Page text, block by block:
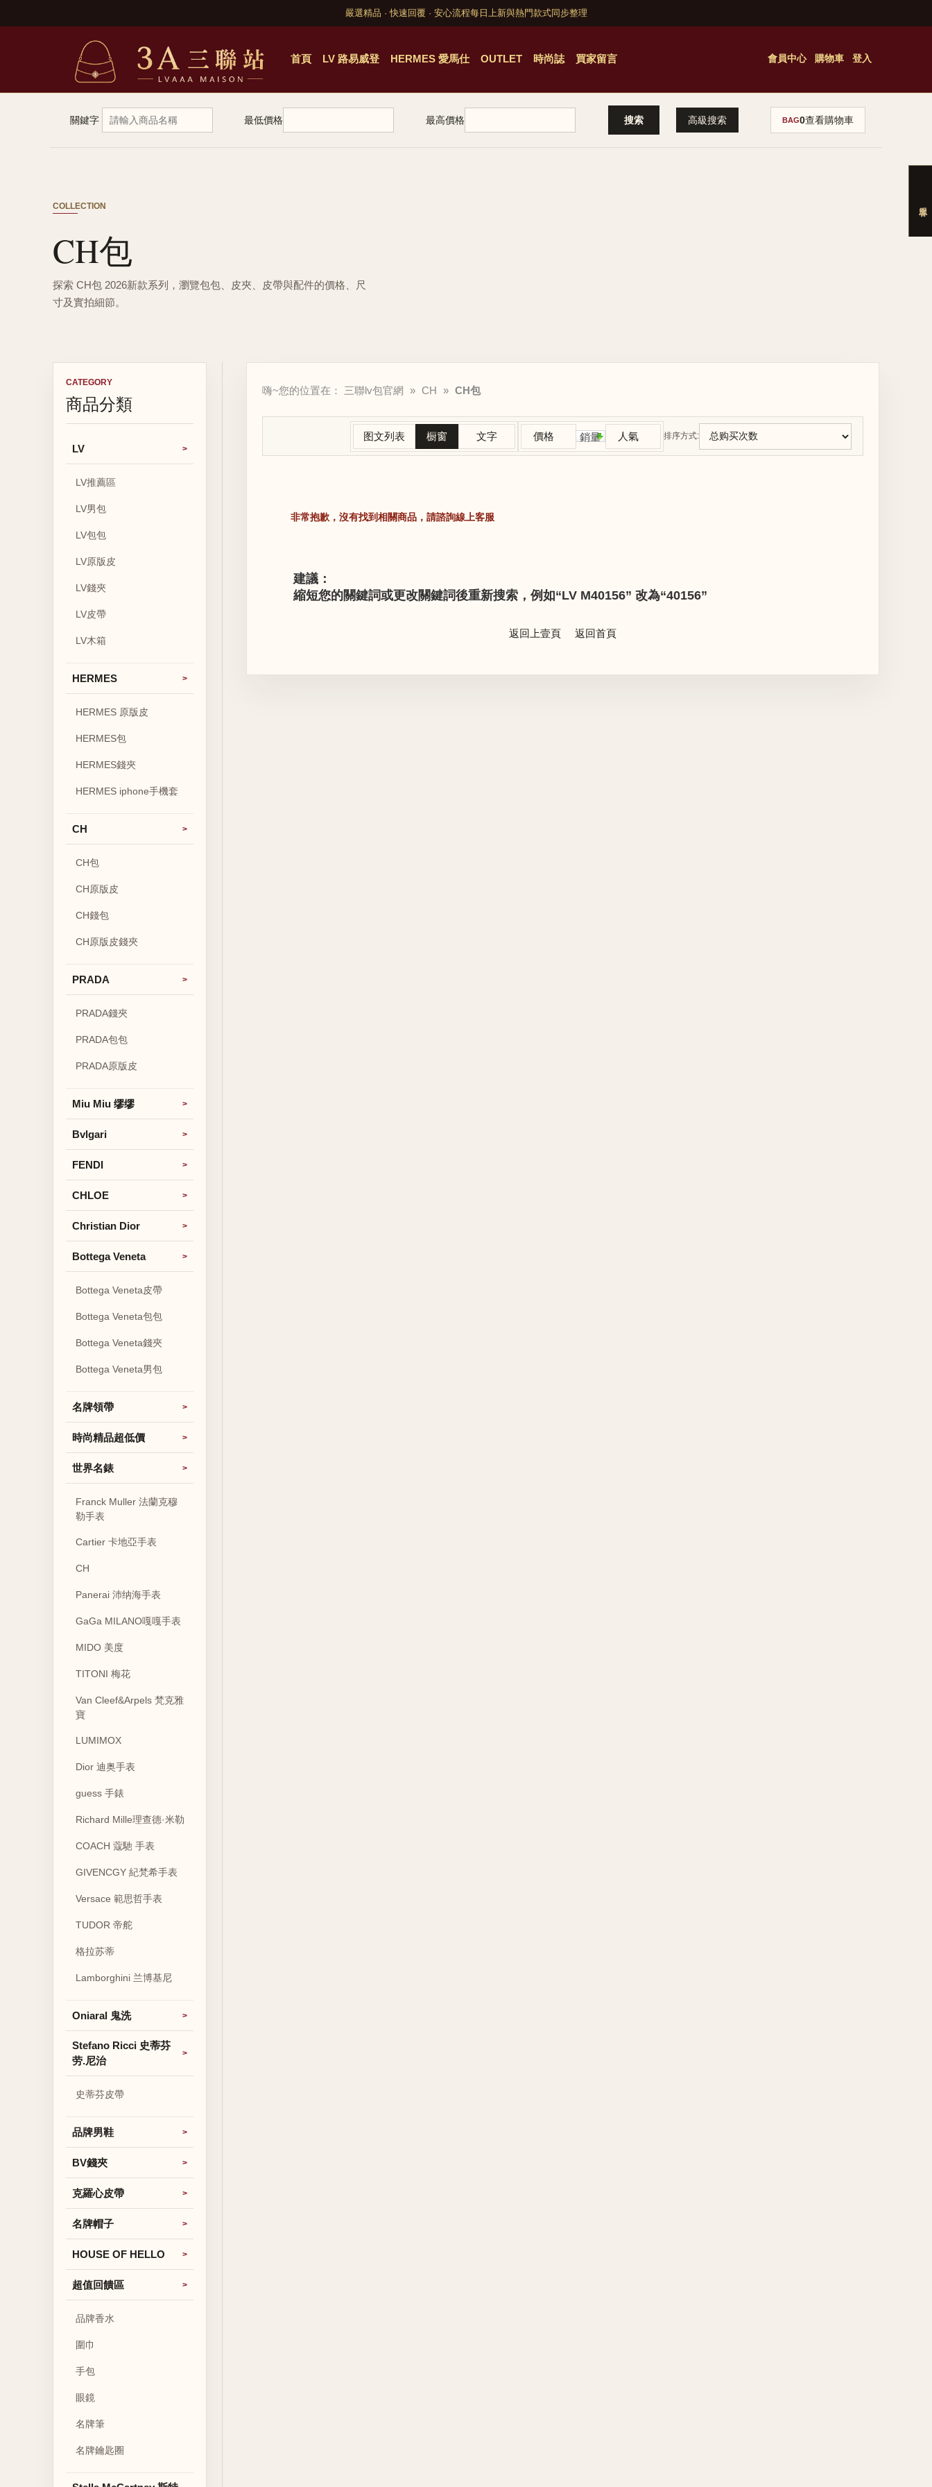
嚴選精品 · 快速回覆 · 安心流程每日上新與熱門款式同步整理
首頁 LV 路易威登 HERMES 愛馬仕 OUTLET 時尚誌 買家留言 會員中心 購物車 登入
關鍵字 最低價格 最高價格 高級搜索 BAG0查看購物車
COLLECTION
CH包
探索 CH包 2026新款系列，瀏覽包包、皮夾、皮帶與配件的價格、尺
寸及實拍細節。
CATEGORY
商品分類
LV
LV推薦區
LV男包
LV包包
LV原版皮
LV錢夾
LV皮帶
LV木箱
HERMES
HERMES 原版皮
HERMES包
HERMES錢夾
HERMES iphone手機套
CH
CH包
CH原版皮
CH錢包
CH原版皮錢夾
PRADA
PRADA錢夾
PRADA包包
PRADA原版皮
Miu Miu 缪缪
Bvlgari
FENDI
CHLOE
Christian Dior
Bottega Veneta
Bottega Veneta皮帶
Bottega Veneta包包
Bottega Veneta錢夾
Bottega Veneta男包
名牌領帶
時尚精品超低價
世界名錶
Franck Muller 法蘭克穆
勒手表
Cartier 卡地亞手表
CH
Panerai 沛纳海手表
GaGa MILANO嘎嘎手表
MIDO 美度
TITONI 梅花
Van Cleef&Arpels 梵克雅
寶
LUMIMOX
Dior 迪奥手表
guess 手錶
Richard Mille理查德·米勒
COACH 蔻馳 手表
GIVENCGY 紀梵希手表
Versace 範思哲手表
TUDOR 帝舵
格拉苏蒂
Lamborghini 兰博基尼
Oniaral 鬼洗
Stefano Ricci 史蒂芬
劳.尼治
史蒂芬皮帶
品牌男鞋
BV錢夾
克羅心皮帶
名牌帽子
HOUSE OF HELLO
超值回饋區
品牌香水
圍巾
手包
眼鏡
名牌筆
名牌鑰匙圈
嗨~您的位置在： 三聯lv包官網 » CH » CH包
图文列表 橱窗 文字 價格 銷量 人氣 排序方式:
非常抱歉，沒有找到相關商品，請諮詢線上客服
建議：
縮短您的關鍵詞或更改關鍵詞後重新搜索，例如“LV M40156” 改為“40156”
返回上壹頁 返回首頁